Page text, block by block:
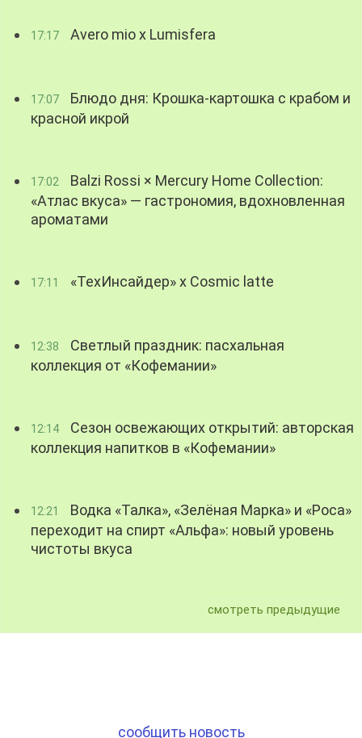
17:17 Avero mio x Lumisfera
17:07
Блюдо дня: Крошка-картошка с крабом и
красной икрой
17:02
Balzi Rossi × Mercury Home Collection:
«Атлас вкуса» — гастрономия, вдохновленная
ароматами
17:11 «ТехИнсайдер» х Cosmic latte
12:38
Светлый праздник: пасхальная
коллекция от «Кофемании»
12:14
Сезон освежающих открытий: авторская
коллекция напитков в «Кофемании»
12:21
Водка «Талка», «Зелёная Марка» и «Роса»
переходит на спирт «Альфа»: новый уровень
чистоты вкуса
смотреть предыдущие
сообщить новость